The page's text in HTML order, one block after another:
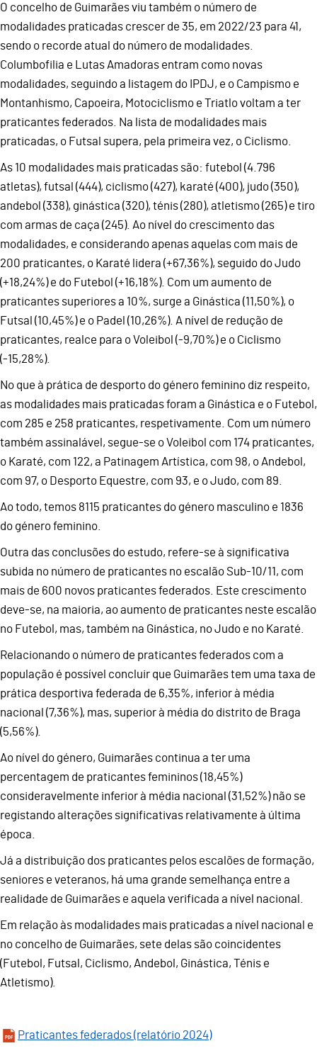
O concelho de Guimarães viu também o número de
modalidades praticadas crescer de 35, em 2022/23 para 41,
sendo o recorde atual do número de modalidades.
Columbofilia e Lutas Amadoras entram como novas
modalidades, seguindo a listagem do IPDJ, e o Campismo e
Montanhismo, Capoeira, Motociclismo e Triatlo voltam a ter
praticantes federados. Na lista de modalidades mais
praticadas, o Futsal supera, pela primeira vez, o Ciclismo.
As 10 modalidades mais praticadas são: futebol (4.796
atletas), futsal (444), ciclismo (427), karaté (400), judo (350),
andebol (338), ginástica (320), ténis (280), atletismo (265) e tiro
com armas de caça (245). Ao nível do crescimento das
modalidades, e considerando apenas aquelas com mais de
200 praticantes, o Karaté lidera (+67,36%), seguido do Judo
(+18,24%) e do Futebol (+16,18%). Com um aumento de
praticantes superiores a 10%, surge a Ginástica (11,50%), o
Futsal (10,45%) e o Padel (10,26%). A nível de redução de
praticantes, realce para o Voleibol (-9,70%) e o Ciclismo
(-15,28%).
No que à prática de desporto do género feminino diz respeito,
as modalidades mais praticadas foram a Ginástica e o Futebol,
com 285 e 258 praticantes, respetivamente. Com um número
também assinalável, segue-se o Voleibol com 174 praticantes,
o Karaté, com 122, a Patinagem Artística, com 98, o Andebol,
com 97, o Desporto Equestre, com 93, e o Judo, com 89.
Ao todo, temos 8115 praticantes do género masculino e 1836
do género feminino.
Outra das conclusões do estudo, refere-se à significativa
subida no número de praticantes no escalão Sub-10/11, com
mais de 600 novos praticantes federados. Este crescimento
deve-se, na maioria, ao aumento de praticantes neste escalão
no Futebol, mas, também na Ginástica, no Judo e no Karaté.
Relacionando o número de praticantes federados com a
população é possível concluir que Guimarães tem uma taxa de
prática desportiva federada de 6,35%, inferior à média
nacional (7,36%), mas, superior à média do distrito de Braga
(5,56%).
Ao nível do género, Guimarães continua a ter uma
percentagem de praticantes femininos (18,45%)
consideravelmente inferior à média nacional (31,52%) não se
registando alterações significativas relativamente à última
época.
Já a distribuição dos praticantes pelos escalões de formação,
seniores e veteranos, há uma grande semelhança entre a
realidade de Guimarães e aquela verificada a nível nacional.
Em relação às modalidades mais praticadas a nível nacional e
no concelho de Guimarães, sete delas são coincidentes
(Futebol, Futsal, Ciclismo, Andebol, Ginástica, Ténis e
Atletismo).
Praticantes federados (relatório 2024)